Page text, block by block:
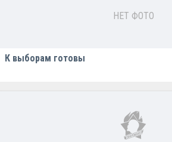
НЕТ ФОТО
К выборам готовы